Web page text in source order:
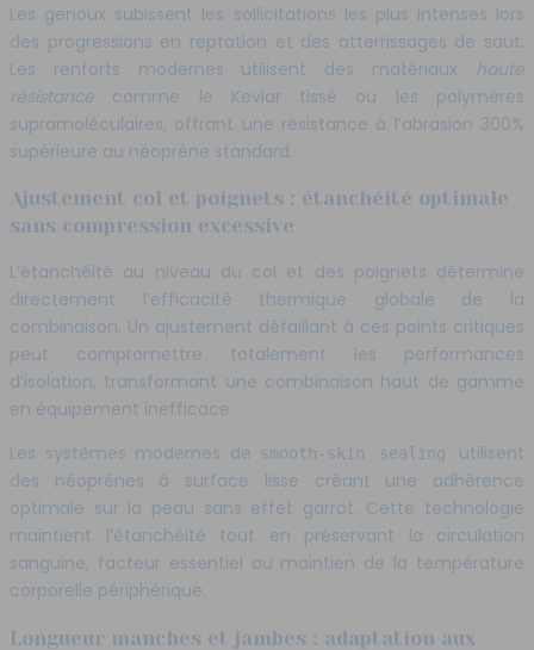
Les genoux subissent les sollicitations les plus intenses lors
des progressions en reptation et des atterrissages de saut.
Les renforts modernes utilisent des matériaux haute
résistance comme le Kevlar tissé ou les polymères
supramoléculaires, offrant une résistance à l’abrasion 300%
supérieure au néoprène standard.
Ajustement col et poignets : étanchéité optimale
sans compression excessive
L’étanchéité au niveau du col et des poignets détermine
directement l’efficacité thermique globale de la
combinaison. Un ajustement défaillant à ces points critiques
peut compromettre totalement les performances
d’isolation, transformant une combinaison haut de gamme
en équipement inefficace.
Les systèmes modernes de
smooth-skin sealing utilisent
des néoprènes à surface lisse créant une adhérence
optimale sur la peau sans effet garrot. Cette technologie
maintient l’étanchéité tout en préservant la circulation
sanguine, facteur essentiel au maintien de la température
corporelle périphérique.
Longueur manches et jambes : adaptation aux